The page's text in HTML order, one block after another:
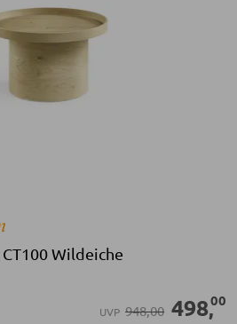
Wildeiche
UVP 948,00 498,00